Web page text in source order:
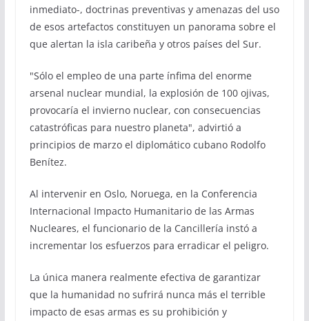
inmediato-, doctrinas preventivas y amenazas del uso
de esos artefactos constituyen un panorama sobre el
que alertan la isla caribeña y otros países del Sur.
"Sólo el empleo de una parte ínfima del enorme
arsenal nuclear mundial, la explosión de 100 ojivas,
provocaría el invierno nuclear, con consecuencias
catastróficas para nuestro planeta", advirtió a
principios de marzo el diplomático cubano Rodolfo
Benítez.
Al intervenir en Oslo, Noruega, en la Conferencia
Internacional Impacto Humanitario de las Armas
Nucleares, el funcionario de la Cancillería instó a
incrementar los esfuerzos para erradicar el peligro.
La única manera realmente efectiva de garantizar
que la humanidad no sufrirá nunca más el terrible
impacto de esas armas es su prohibición y